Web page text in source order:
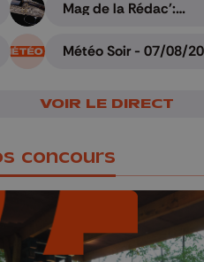
Whatsapp
A suivre
Mag de la Rédac':
A suivre
Météo Soir - 07/08/
VOIR LE DIRECT
concours